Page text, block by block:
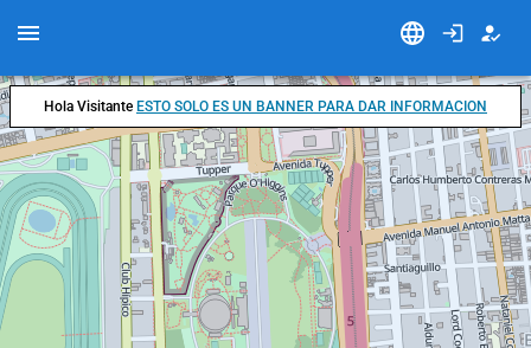
Hola Visitante ESTO SOLO ES UN BANNER PARA DAR INFORMACION